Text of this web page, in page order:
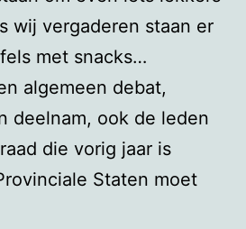
wij vergaderen staan er
met snacks…
algemeen debat,
deelnam, ook de leden
die vorig jaar is
Staten moet